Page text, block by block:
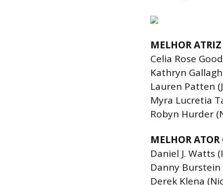
MELHOR
Celia Rose
Kathryn
Lauren Patten
Myra Lucretia
Robyn Hurder
MELHOR
Daniel J. Watts
Danny
Derek Klena